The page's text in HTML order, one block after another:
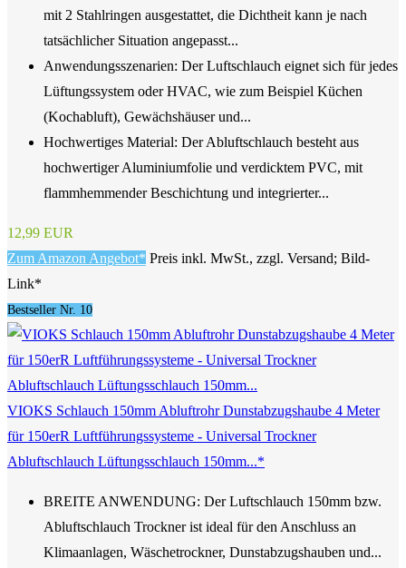
mit 2 Stahlringen ausgestattet, die Dichtheit kann je nach
tatsächlicher Situation angepasst...
Anwendungsszenarien: Der Luftschlauch eignet sich für jedes
Lüftungssystem oder HVAC, wie zum Beispiel Küchen
(Kochabluft), Gewächshäuser und...
Hochwertiges Material: Der Abluftschlauch besteht aus
hochwertiger Aluminiumfolie und verdicktem PVC, mit
flammhemmender Beschichtung und integrierter...
12,99 EUR
Zum Amazon Angebot* Preis inkl. MwSt., zzgl. Versand; Bild-
Link*
Bestseller Nr. 10
VIOKS Schlauch 150mm Abluftrohr Dunstabzugshaube 4 Meter
für 150erR Luftführungssysteme - Universal Trockner
Abluftschlauch Lüftungsschlauch 150mm...*
BREITE ANWENDUNG: Der Luftschlauch 150mm bzw.
Abluftschlauch Trockner ist ideal für den Anschluss an
Klimaanlagen, Wäschetrockner, Dunstabzugshauben und...